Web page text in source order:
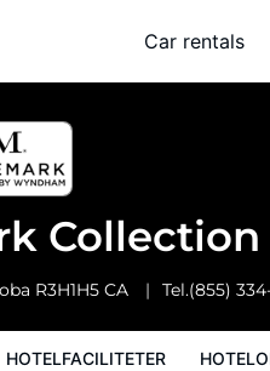
Car rentals
R3H1H5 CA Tel.(855)
HOTELFACILITETER
Hotelregler